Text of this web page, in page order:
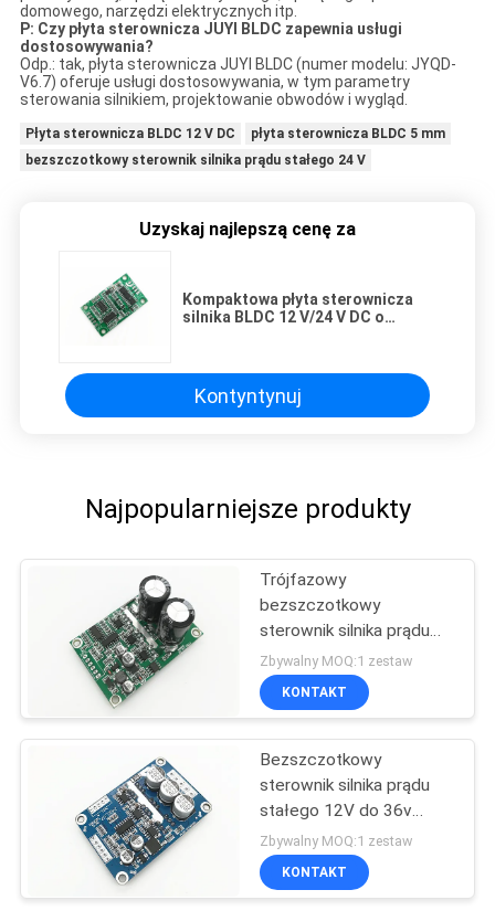
domowego, narzędzi elektrycznych itp.
P: Czy płyta sterownicza JUYI BLDC zapewnia usługi
dostosowywania?
Odp.: tak, płyta sterownicza JUYI BLDC (numer modelu: JYQD-
V6.7) oferuje usługi dostosowywania, w tym parametry
sterowania silnikiem, projektowanie obwodów i wygląd.
Płyta sterownicza BLDC 12 V DC
płyta sterownicza BLDC 5 mm
bezszczotkowy sterownik silnika prądu stałego 24 V
Uzyskaj najlepszą cenę za
Kompaktowa płyta sterownicza
silnika BLDC 12 V/24 V DC o
Kontyntynuj
Najpopularniejsze produkty
Trójfazowy
bezszczotkowy
sterownik silnika prądu
stałego
Zbywalny MOQ:1 zestaw
KONTAKT
Bezszczotkowy
sterownik silnika prądu
stałego 12V do 36v
500w
Zbywalny MOQ:1 zestaw
KONTAKT